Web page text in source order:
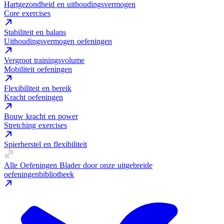
Hartgezondheid en uithoudingsvermogen
Core exercises
Stabiliteit en balans
Uithoudingsvermogen oefeningen
Vergroot trainingsvolume
Mobiliteit oefeningen
Flexibiliteit en bereik
Kracht oefeningen
Bouw kracht en power
Stretching exercises
Spierherstel en flexibiliteit
Alle Oefeningen Blader door onze uitgebreide
oefeningenbibliotheek